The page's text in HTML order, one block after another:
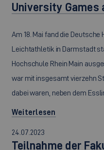
University Games
Am 18. Mai fand die
Leichtathletik in Darmstadt
Hochschule Rhein Main
war mit insgesamt vierzehn
dabei waren, neben dem
Weiterlesen
24.07.2023
Teilnahme der